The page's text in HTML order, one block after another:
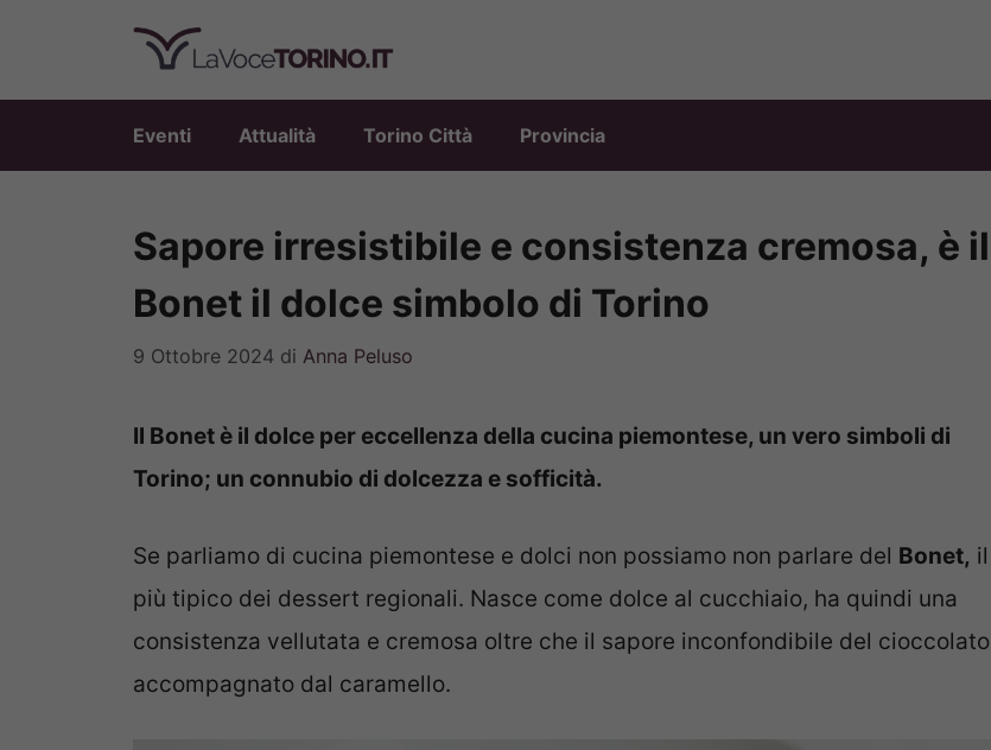
contenuto
Eventi Attualità Torino Città Provincia
Sapore irresistibile e consistenza cremosa, è il
Bonet il dolce simbolo di Torino
9 Ottobre 2024 di Anna Peluso
Il Bonet è il dolce per eccellenza della cucina piemontese, un vero simboli di
Torino; un connubio di dolcezza e sofficità.
Se parliamo di cucina piemontese e dolci non possiamo non parlare del Bonet, il
più tipico dei dessert regionali. Nasce come dolce al cucchiaio, ha quindi una
consistenza vellutata e cremosa oltre che il sapore inconfondibile del cioccolato
accompagnato dal caramello.